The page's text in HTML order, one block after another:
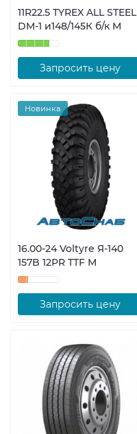
11R22.5 TYREX ALL STEEL
DM-1 и148/145К б/к М
Запросить цену
Новинка
16.00-24 Voltyre Я-140
157B 12PR TTF М
Запросить цену